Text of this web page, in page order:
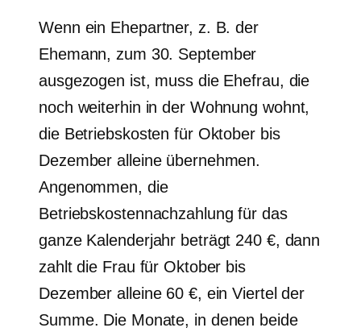
Wenn ein Ehepartner, z. B. der
Ehemann, zum 30. September
ausgezogen ist, muss die Ehefrau, die
noch weiterhin in der Wohnung wohnt,
die Betriebskosten für Oktober bis
Dezember alleine übernehmen.
Angenommen, die
Betriebskostennachzahlung für das
ganze Kalenderjahr beträgt 240 €, dann
zahlt die Frau für Oktober bis
Dezember alleine 60 €, ein Viertel der
Summe. Die Monate, in denen beide